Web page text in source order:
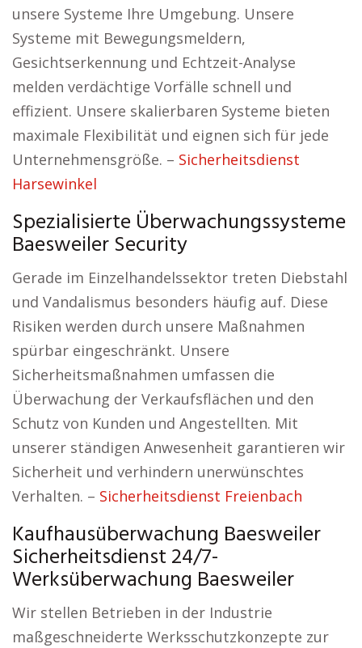
unsere Systeme Ihre Umgebung. Unsere
Systeme mit Bewegungsmeldern,
Gesichtserkennung und Echtzeit-Analyse
melden verdächtige Vorfälle schnell und
effizient. Unsere skalierbaren Systeme bieten
maximale Flexibilität und eignen sich für jede
Unternehmensgröße. – Sicherheitsdienst
Harsewinkel
Spezialisierte Überwachungssysteme
Baesweiler Security
Gerade im Einzelhandelssektor treten Diebstahl
und Vandalismus besonders häufig auf. Diese
Risiken werden durch unsere Maßnahmen
spürbar eingeschränkt. Unsere
Sicherheitsmaßnahmen umfassen die
Überwachung der Verkaufsflächen und den
Schutz von Kunden und Angestellten. Mit
unserer ständigen Anwesenheit garantieren wir
Sicherheit und verhindern unerwünschtes
Verhalten. – Sicherheitsdienst Freienbach
Kaufhausüberwachung Baesweiler
Sicherheitsdienst 24/7-
Werksüberwachung Baesweiler
Wir stellen Betrieben in der Industrie
maßgeschneiderte Werksschutzkonzepte zur